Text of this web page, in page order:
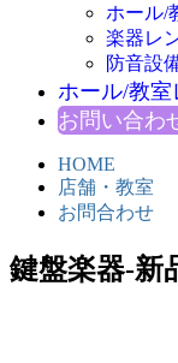
ホール/
楽器レ
防音設
ホール/教室
お問い合わ
HOME
店舗・教室
お問合わせ
鍵盤楽器-新